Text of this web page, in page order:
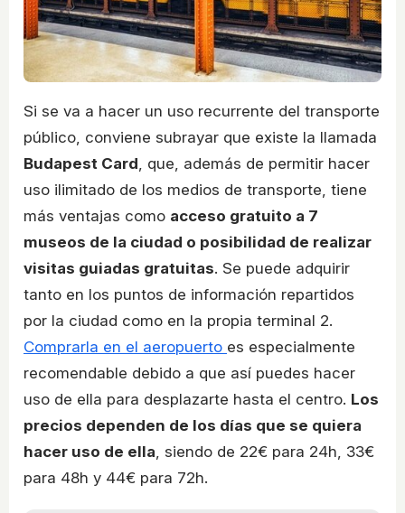
Si se va a hacer un uso recurrente del transporte
público, conviene subrayar que existe la llamada
Budapest Card , que, además de permitir hacer
uso ilimitado de los medios de transporte, tiene
más ventajas como acceso gratuito a 7
museos de la ciudad o posibilidad de realizar
visitas guiadas gratuitas. Se puede adquirir
tanto en los puntos de información repartidos
por la ciudad como en la propia terminal 2.
Comprarla en el aeropuerto es especialmente
recomendable debido a que así puedes hacer
uso de ella para desplazarte hasta el centro. Los
precios dependen de los días que se quiera
hacer uso de ella , siendo de 22€ para 24h, 33€
para 48h y 44€ para 72h.